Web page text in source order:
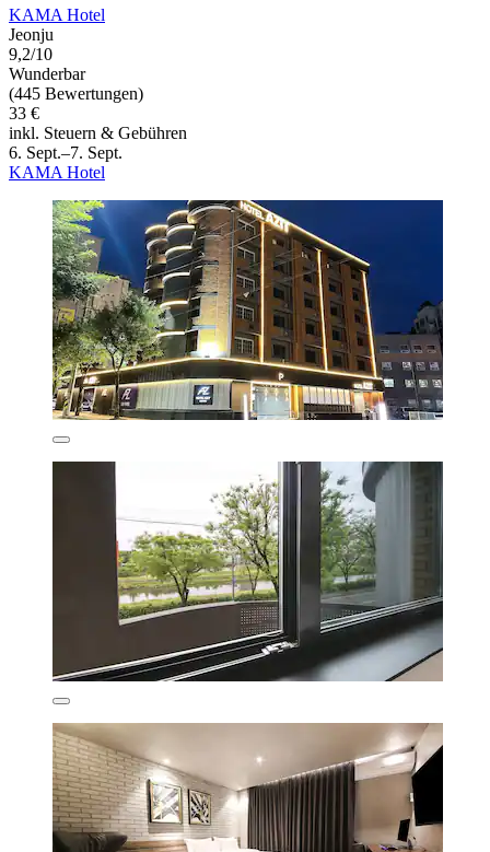
KAMA Hotel
Jeonju
9,2/10
Wunderbar
(445 Bewertungen)
33 €
inkl. Steuern & Gebühren
6. Sept.–7. Sept.
KAMA Hotel